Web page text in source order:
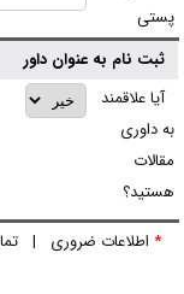
نام به عنوان داور
علاقمند
داوری
اطلاعات ضروری | تمام